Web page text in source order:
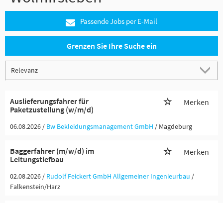
Passende Jobs per E-Mail
Grenzen Sie Ihre Suche ein
Auslieferungsfahrer für
Paketzustellung (w/m/d)
Merken
06.08.2026 / Bw Bekleidungsmanagement GmbH / Magdeburg
Baggerfahrer (m/w/d) im
Leitungstiefbau
Merken
02.08.2026 / Rudolf Feickert GmbH Allgemeiner Ingenieurbau /
Falkenstein/Harz